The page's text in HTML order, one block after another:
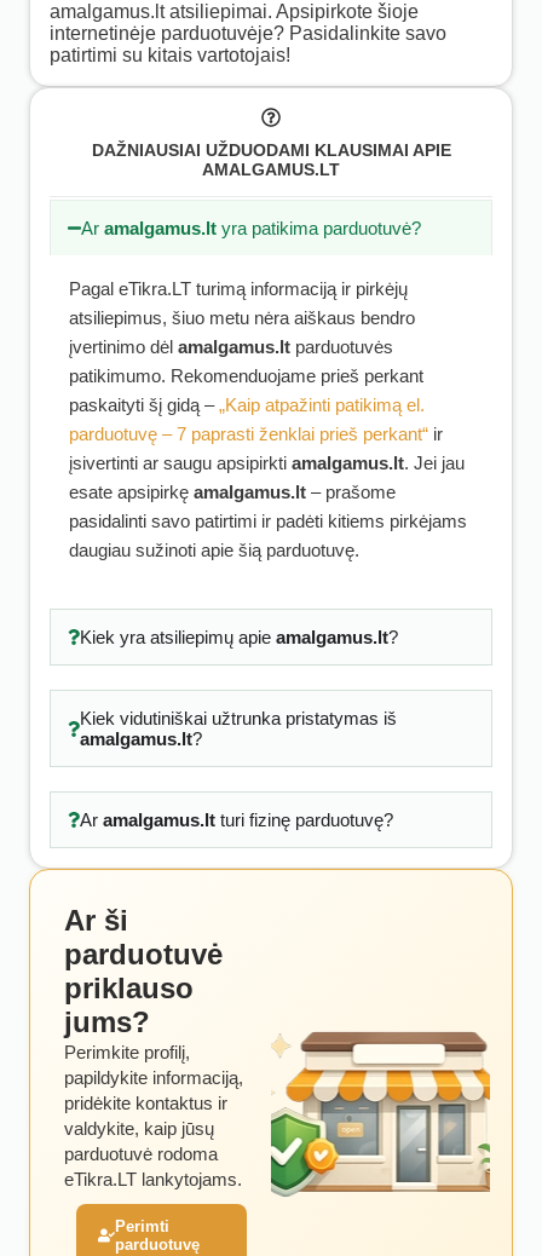
amalgamus.lt atsiliepimai. Apsipirkote šioje
internetinėje parduotuvėje? Pasidalinkite savo
patirtimi su kitais vartotojais!
DAŽNIAUSIAI UŽDUODAMI KLAUSIMAI APIE
AMALGAMUS.LT
Aramalgamus.lt yra patikima parduotuvė?
Pagal eTikra.LT turimą informaciją ir pirkėjų
atsiliepimus, šiuo metu nėra aiškaus bendro
įvertinimo dėl amalgamus.lt parduotuvės
patikimumo. Rekomenduojame prieš perkant
paskaityti šį gidą –„Kaip atpažinti patikimą el.
parduotuvę – 7 paprasti ženklai prieš perkant“ ir
įsivertinti ar saugu apsipirkti amalgamus.lt. Jei jau
esate apsipirkę amalgamus.lt – prašome
pasidalinti savo patirtimi ir padėti kitiems pirkėjams
daugiau sužinoti apie šią parduotuvę.
Kiek yra atsiliepimų apie amalgamus.lt?
Kiek vidutiniškai užtrunka pristatymas iš
amalgamus.lt?
Ar amalgamus.ltturi fizinę parduotuvę?
Ar ši
parduotuvė
priklauso
jums?
Perimkite profilį,
papildykite informaciją,
pridėkite kontaktus ir
valdykite, kaip jūsų
parduotuvė rodoma
eTikra.LT lankytojams.
Perimti
parduotuvę